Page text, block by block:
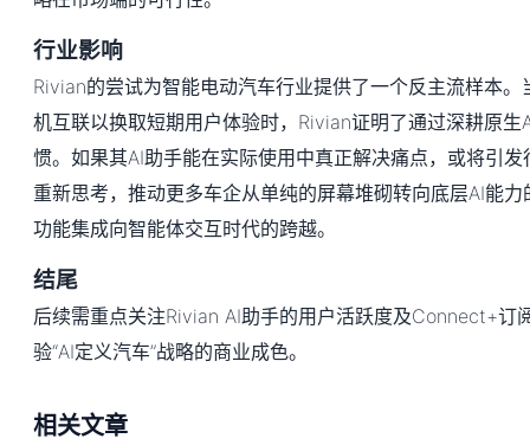
行业影响
Rivian的尝试为智能电动汽车行业提供了一个反主流样本
机互联以换取短期用户体验时，Rivian证明了通过深耕原生
惯。如果其AI助手能在实际使用中真正解决痛点，或将引发
重新思考，推动更多车企从单纯的屏幕堆砌转向底层AI能
功能集成向智能体交互时代的跨越。
结尾
后续需重点关注Rivian AI助手的用户活跃度及Connect+订
验“AI定义汽车”战略的商业成色。
相关文章